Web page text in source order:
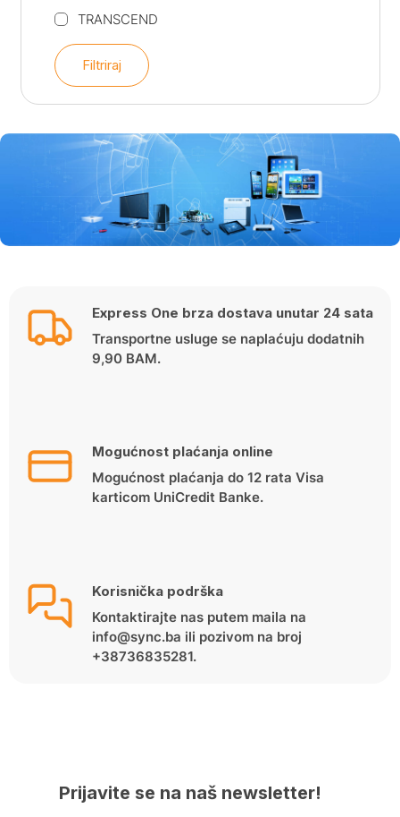
TRANSCEND
Filtriraj
Express One brza dostava unutar 24 sata
Transportne usluge se naplaćuju dodatnih
9,90 BAM.
Mogućnost plaćanja online
Mogućnost plaćanja do 12 rata Visa
karticom UniCredit Banke.
Korisnička podrška
Kontaktirajte nas putem maila na
info@sync.ba ili pozivom na broj
+38736835281.
Prijavite se na naš newsletter!